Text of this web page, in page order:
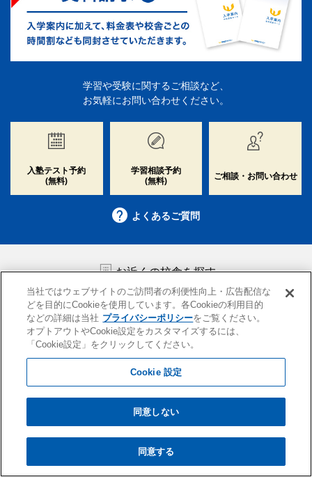
学習や受験に関するご相談など、
お気軽にお問い合わせください。
入塾テスト予約
(無料)
学習相談予約
(無料)
ご相談・お問い合わせ
よくあるご質問
お近くの校舎を探す
※駅名で検索いただく際は「駅」も含めたキーワードをご入力ください。
（例：池袋の場合、「池袋駅」とご入力ください）
当社ではウェブサイトのご訪問者の利便性向上・広告配信な
どを目的にCookieを使用しています。各Cookieの利用目的
などの詳細は当社 プライバシーポリシーをご覧ください。
オプトアウトやCookie設定をカスタマイズするには、
「Cookie設定」をクリックしてください。
Cookie 設定
同意しない
同意する